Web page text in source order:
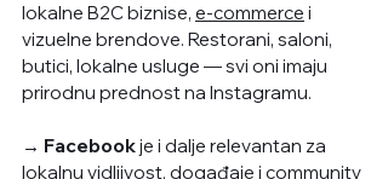
lokalne B2C biznise, e-commerce i
vizuelne brendove. Restorani, saloni,
butici, lokalne usluge — svi oni imaju
prirodnu prednost na Instagramu.
→ Facebook je i dalje relevantan za
lokalnu vidljivost, događaje i community